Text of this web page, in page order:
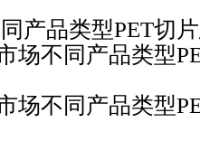
品类型PET切
同产品类型
同产品类型